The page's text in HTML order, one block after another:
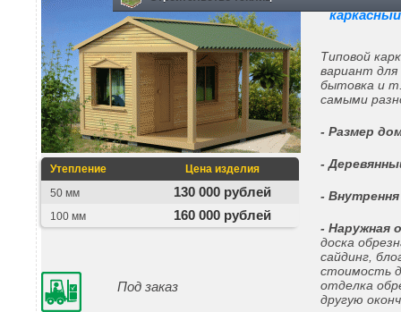
Утепление
Цена изделия
50 мм
130 000 рублей
100 мм 160 000 рублей
Под заказ
Типовой
вариант для
бытовка и
самыми
- Размер
-
-
- Наружная
доска
сайдинг,
стоимость
отделка
другую